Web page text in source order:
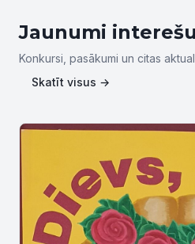
Jaunumi
Konkursi, pasākumi un citas
Skatīt visus →